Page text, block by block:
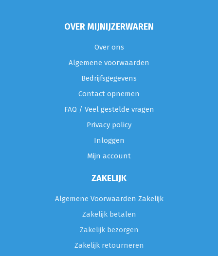
OVER MIJNIJZERWAREN
Over ons
Algemene voorwaarden
Bedrijfsgegevens
Contact opnemen
FAQ / Veel gestelde vragen
Privacy policy
Inloggen
Mijn account
ZAKELIJK
Algemene Voorwaarden Zakelijk
Zakelijk betalen
Zakelijk bezorgen
Zakelijk retourneren